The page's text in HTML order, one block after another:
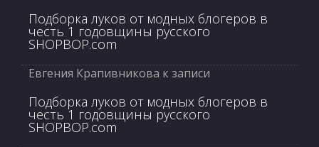
Подборка луков от модных блогеров в
честь 1 годовщины русского
SHOPBOP.com
Евгения Крапивникова к записи
Подборка луков от модных блогеров в
честь 1 годовщины русского
SHOPBOP.com